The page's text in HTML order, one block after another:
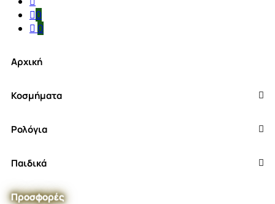
0
0
Αρχική
Κοσμήματα
Ρολόγια
Παιδικά
Προσφορές